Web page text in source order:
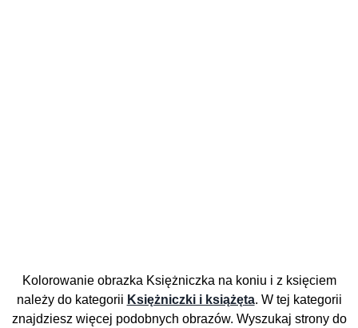
Kolorowanie obrazka Księżniczka na koniu i z księciem
należy do kategorii Księżniczki i książęta. W tej kategorii
znajdziesz więcej podobnych obrazów. Wyszukaj strony do